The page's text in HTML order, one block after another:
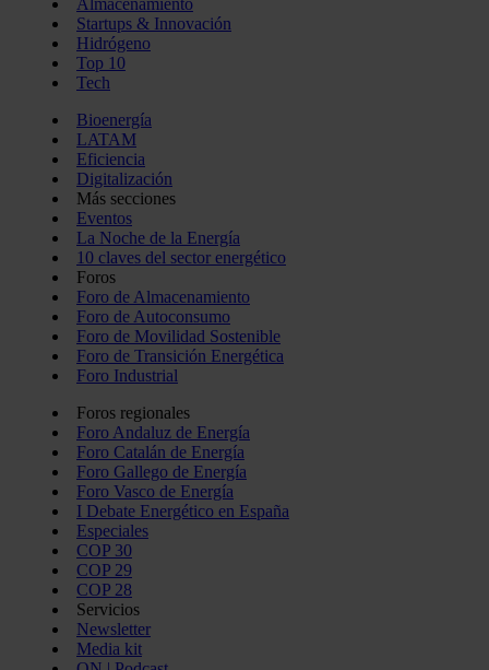
Almacenamiento
Startups & Innovación
Hidrógeno
Top 10
Tech
Bioenergía
LATAM
Eficiencia
Digitalización
Más secciones
Eventos
La Noche de la Energía
10 claves del sector energético
Foros
Foro de Almacenamiento
Foro de Autoconsumo
Foro de Movilidad Sostenible
Foro de Transición Energética
Foro Industrial
Foros regionales
Foro Andaluz de Energía
Foro Catalán de Energía
Foro Gallego de Energía
Foro Vasco de Energía
I Debate Energético en España
Especiales
COP 30
COP 29
COP 28
Servicios
Newsletter
Media kit